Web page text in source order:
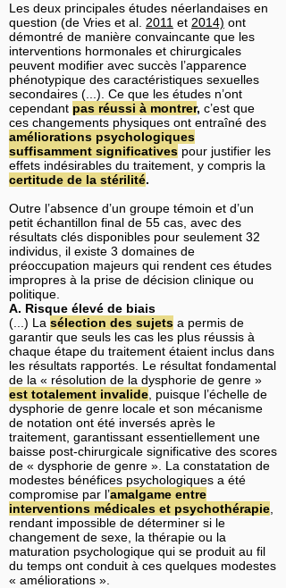
Les deux principales études néerlandaises en
question (de Vries et al. 2011 et 2014) ont
démontré de manière convaincante que les
interventions hormonales et chirurgicales
peuvent modifier avec succès l’apparence
phénotypique des caractéristiques sexuelles
secondaires (...). Ce que les études n’ont
cependant pas réussi à montrer, c’est que
ces changements physiques ont entraîné des
améliorations psychologiques
suffisamment significatives pour justifier les
effets indésirables du traitement, y compris la
certitude de la stérilité.
Outre l’absence d’un groupe témoin et d’un
petit échantillon final de 55 cas, avec des
résultats clés disponibles pour seulement 32
individus, il existe 3 domaines de
préoccupation majeurs qui rendent ces études
impropres à la prise de décision clinique ou
politique.
A. Risque élevé de biais
(...) La sélection des sujets a permis de
garantir que seuls les cas les plus réussis à
chaque étape du traitement étaient inclus dans
les résultats rapportés. Le résultat fondamental
de la « résolution de la dysphorie de genre »
est totalement invalide , puisque l’échelle de
dysphorie de genre locale et son mécanisme
de notation ont été inversés après le
traitement, garantissant essentiellement une
baisse post-chirurgicale significative des scores
de « dysphorie de genre ». La constatation de
modestes bénéfices psychologiques a été
compromise par l’amalgame entre
interventions médicales et psychothérapie
rendant impossible de déterminer si le
changement de sexe, la thérapie ou la
maturation psychologique qui se produit au fil
du temps ont conduit à ces quelques modestes
« améliorations ».